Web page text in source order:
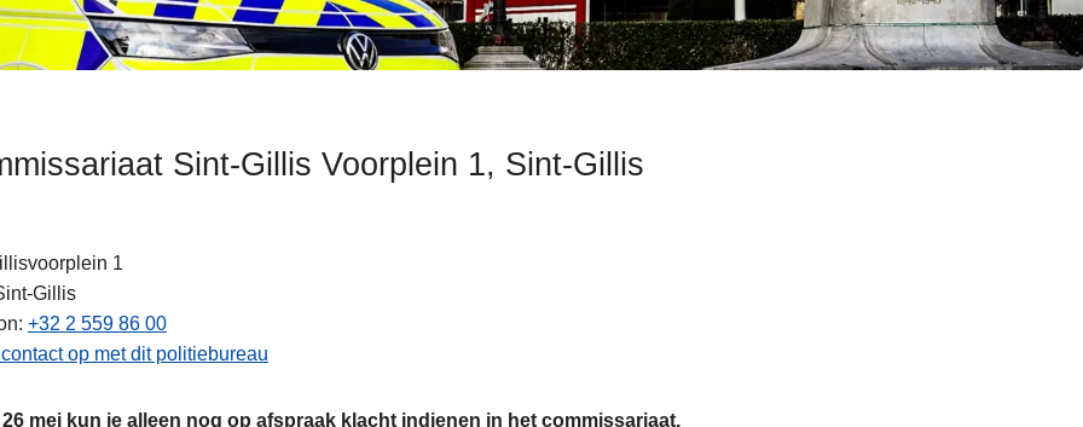
Sint-Gillis Voorplein 1, Sint-Gillis
1
Gillis
+32 2 559 86 00
op met dit politiebureau
mei kun je alleen nog op afspraak klacht indienen in het commissariaat.